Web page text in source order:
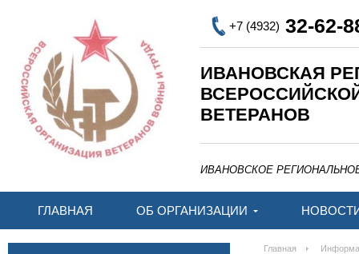
+7 (4932) 32-62-
ИВАНОВСКАЯ
ВЕТЕРАНОВ
ИВАНОВСКОЕ
ГЛАВНАЯ ОБ ОРГАНИЗАЦИИ
Главная